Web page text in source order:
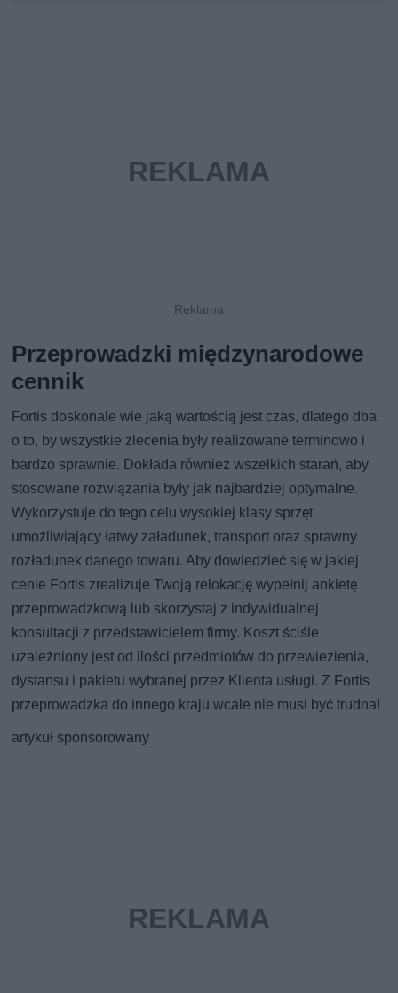
Przeprowadzki międzynarodowe
cennik
Fortis doskonale wie jaką wartością jest czas, dlatego dba
o to, by wszystkie zlecenia były realizowane terminowo i
bardzo sprawnie. Dokłada również wszelkich starań, aby
stosowane rozwiązania były jak najbardziej optymalne.
Wykorzystuje do tego celu wysokiej klasy sprzęt
umożliwiający łatwy załadunek, transport oraz sprawny
rozładunek danego towaru. Aby dowiedzieć się w jakiej
cenie Fortis zrealizuje Twoją relokację wypełnij ankietę
przeprowadzkową lub skorzystaj z indywidualnej
konsultacji z przedstawicielem firmy. Koszt ściśle
uzależniony jest od ilości przedmiotów do przewiezienia,
dystansu i pakietu wybranej przez Klienta usługi. Z Fortis
przeprowadzka do innego kraju wcale nie musi być trudna!
artykuł sponsorowany